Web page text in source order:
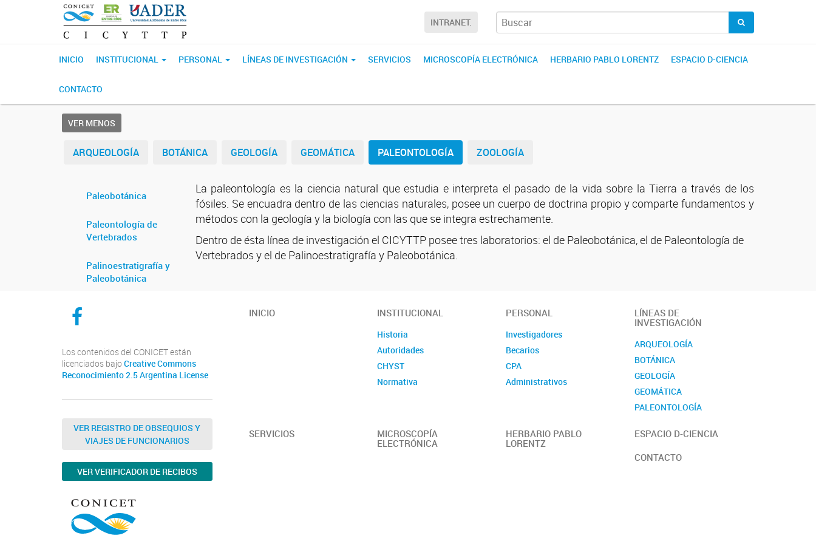
INTRANET.
INICIO INSTITUCIONAL PERSONAL LÍNEAS DE INVESTIGACIÓN SERVICIOS MICROSCOPÍA ELECTRÓNICA HERBARIO PABLO LORENTZ ESPACIO D-CIENCIA
CONTACTO
VER MENOS
ARQUEOLOGÍA BOTÁNICA GEOLOGÍA GEOMÁTICA PALEONTOLOGÍA ZOOLOGÍA
Paleobotánica
Paleontología de
Vertebrados
Palinoestratigrafía y
Paleobotánica
La paleontología es la ciencia natural que estudia e interpreta el pasado de la vida sobre la Tierra a través de los
fósiles. Se encuadra dentro de las ciencias naturales, posee un cuerpo de doctrina propio y comparte fundamentos y
métodos con la geología y la biología con las que se integra estrechamente.
Dentro de ésta línea de investigación el CICYTTP posee tres laboratorios: el de Paleobotánica, el de Paleontología de
Vertebrados y el de Palinoestratigrafía y Paleobotánica.
CICYTTP en Facebook
Los contenidos del CONICET están
licenciados bajo Creative Commons
Reconocimiento 2.5 Argentina License
VER REGISTRO DE OBSEQUIOS Y
VIAJES DE FUNCIONARIOS
VER VERIFICADOR DE RECIBOS
INICIO INSTITUCIONAL
Historia
Autoridades
CHYST
Normativa
PERSONAL
Investigadores
Becarios
CPA
Administrativos
LÍNEAS DE
INVESTIGACIÓN
ARQUEOLOGÍA
BOTÁNICA
GEOLOGÍA
GEOMÁTICA
PALEONTOLOGÍA
SERVICIOS
MICROSCOPÍA
ELECTRÓNICA
HERBARIO PABLO
LORENTZ
ESPACIO D-CIENCIA
CONTACTO